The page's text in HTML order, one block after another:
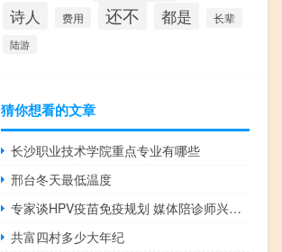
诗人 费用 还不 都是 长辈
陆游
猜你想看的文章
长沙职业技术学院重点专业有哪些
邢台冬天最低温度
专家谈HPV疫苗免疫规划 媒体陪诊师兴起背后的问题
共富四村多少大年纪